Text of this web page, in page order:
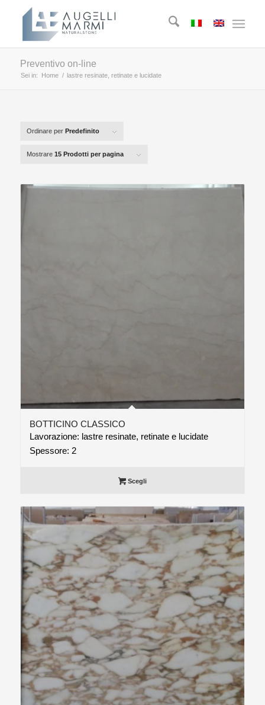
Preventivo on-line
Sei in: Home / lastre resinate, retinate e lucidate
Ordinare per Predefinito
Mostrare 15 Prodotti per pagina
BOTTICINO CLASSICO
Lavorazione: lastre resinate, retinate e lucidate
Spessore: 2
Scegli